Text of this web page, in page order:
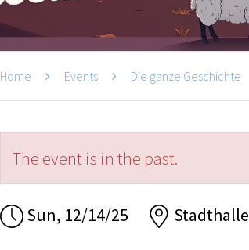
Home Events Die ganze Geschichte
The event is in the past.
Sun, 12/14/25